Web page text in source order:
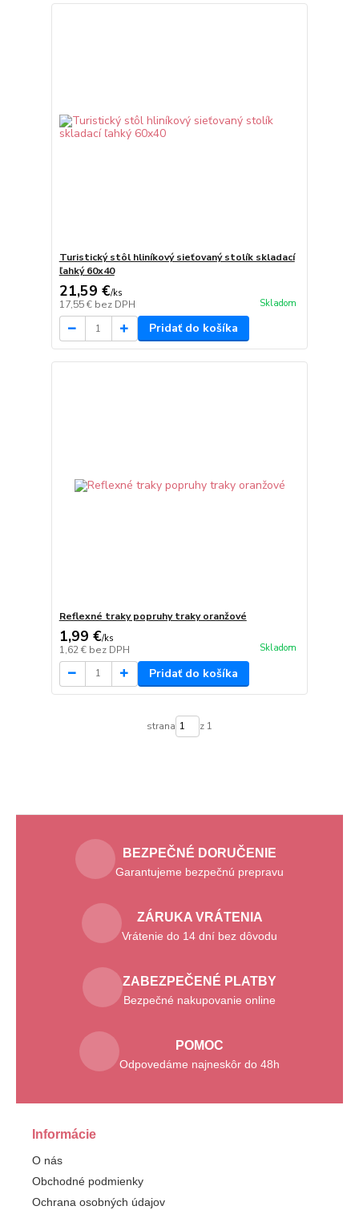
Turistický stôl hliníkový sieťovaný stolík skladací
ľahký 60x40
21,59 €/ks
17,55 € bez DPH Skladom
Pridať do košíka
Reflexné traky popruhy traky oranžové
1,99 €/ks
1,62 € bez DPH Skladom
Pridať do košíka
strana z 1
BEZPEČNÉ DORUČENIE
Garantujeme bezpečnú prepravu
ZÁRUKA VRÁTENIA
Vrátenie do 14 dní bez dôvodu
ZABEZPEČENÉ PLATBY
Bezpečné nakupovanie online
POMOC
Odpovedáme najneskôr do 48h
Informácie
O nás
Obchodné podmienky
Ochrana osobných údajov